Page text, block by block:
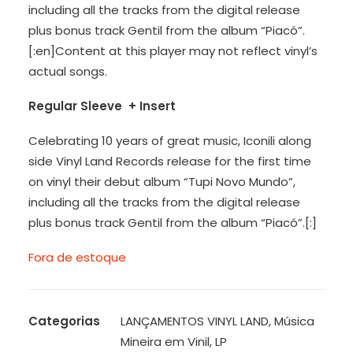
including all the tracks from the digital release
plus bonus track Gentil from the album “Piacó”.
[:en]Content at this player may not reflect vinyl’s
actual songs.
Regular Sleeve + Insert
Celebrating 10 years of great music, Iconili along
side Vinyl Land Records release for the first time
on vinyl their debut album “Tupi Novo Mundo”,
including all the tracks from the digital release
plus bonus track Gentil from the album “Piacó”.[:]
Fora de estoque
Categorias LANÇAMENTOS VINYL LAND,Música
Mineira em Vinil,LP